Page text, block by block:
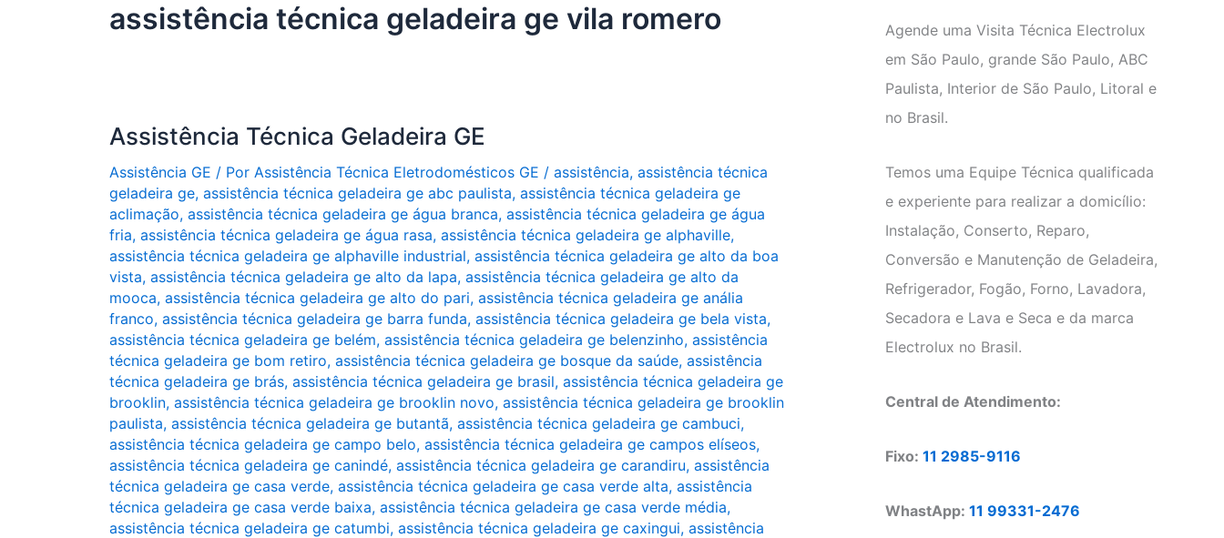
assistência técnica geladeira ge vila romero
Assistência Técnica Geladeira GE
Assistência GE / Por Assistência Técnica Eletrodomésticos GE / assistência, assistência técnica
geladeira ge, assistência técnica geladeira ge abc paulista, assistência técnica geladeira ge
aclimação, assistência técnica geladeira ge água branca, assistência técnica geladeira ge água
fria, assistência técnica geladeira ge água rasa, assistência técnica geladeira ge alphaville,
assistência técnica geladeira ge alphaville industrial, assistência técnica geladeira ge alto da boa
vista, assistência técnica geladeira ge alto da lapa, assistência técnica geladeira ge alto da
mooca, assistência técnica geladeira ge alto do pari, assistência técnica geladeira ge anália
franco, assistência técnica geladeira ge barra funda, assistência técnica geladeira ge bela vista,
assistência técnica geladeira ge belém, assistência técnica geladeira ge belenzinho, assistência
técnica geladeira ge bom retiro, assistência técnica geladeira ge bosque da saúde, assistência
técnica geladeira ge brás, assistência técnica geladeira ge brasil, assistência técnica geladeira ge
brooklin, assistência técnica geladeira ge brooklin novo, assistência técnica geladeira ge brooklin
paulista, assistência técnica geladeira ge butantã, assistência técnica geladeira ge cambuci,
assistência técnica geladeira ge campo belo, assistência técnica geladeira ge campos elíseos,
assistência técnica geladeira ge canindé, assistência técnica geladeira ge carandiru, assistência
técnica geladeira ge casa verde, assistência técnica geladeira ge casa verde alta, assistência
técnica geladeira ge casa verde baixa, assistência técnica geladeira ge casa verde média,
assistência técnica geladeira ge catumbi, assistência técnica geladeira ge caxingui, assistência
Agende uma Visita Técnica Electrolux
em São Paulo, grande São Paulo, ABC
Paulista, Interior de São Paulo, Litoral e
no Brasil.
Temos uma Equipe Técnica qualificada
e experiente para realizar a domicílio:
Instalação, Conserto, Reparo,
Conversão e Manutenção de Geladeira,
Refrigerador, Fogão, Forno, Lavadora,
Secadora e Lava e Seca e da marca
Electrolux no Brasil.
Central de Atendimento:
Fixo: 11 2985-9116
WhastApp: 11 99331-2476